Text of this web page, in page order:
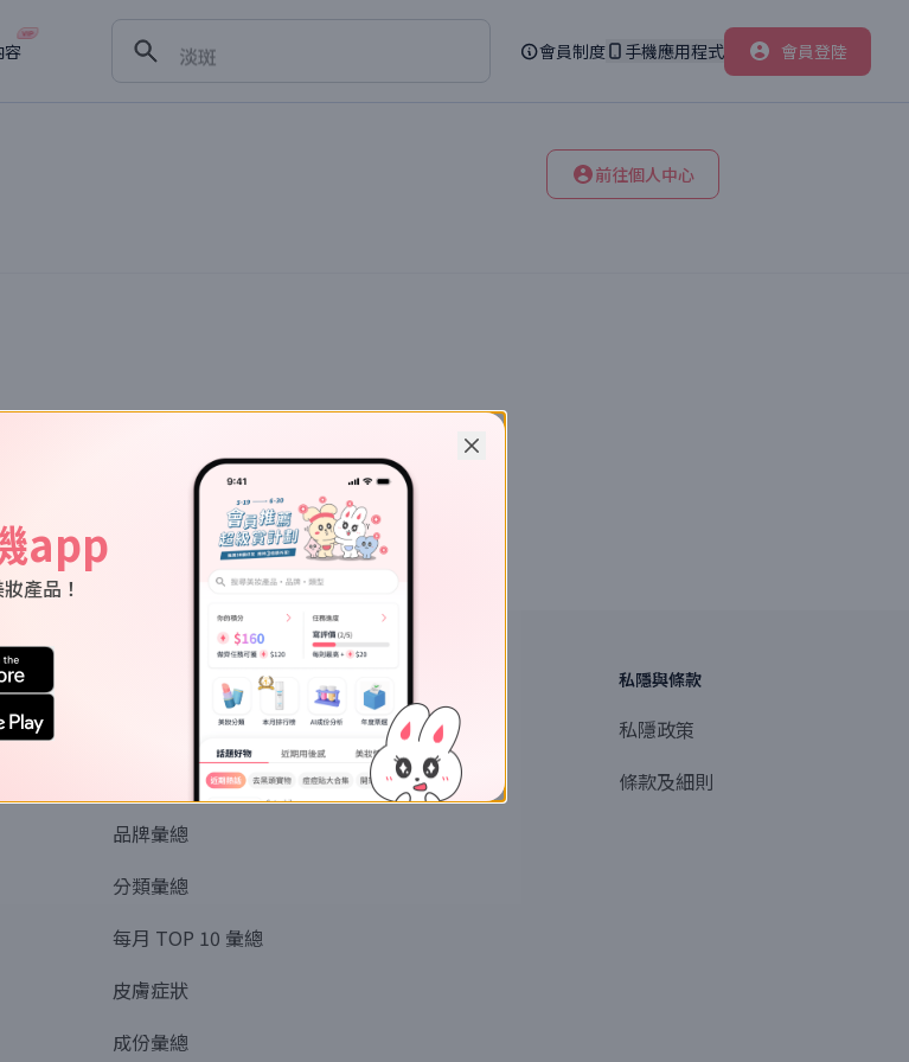
容
淡斑
會員制度 手機應用程式 會員登陸
前往個人中心
品牌彙總
分類彙總
每月 TOP 10 彙總
皮膚症狀
成份彙總
探索
商業或媒體聯絡
產品提名
私隱與條款
私隱政策
條款及細則
app
產品！